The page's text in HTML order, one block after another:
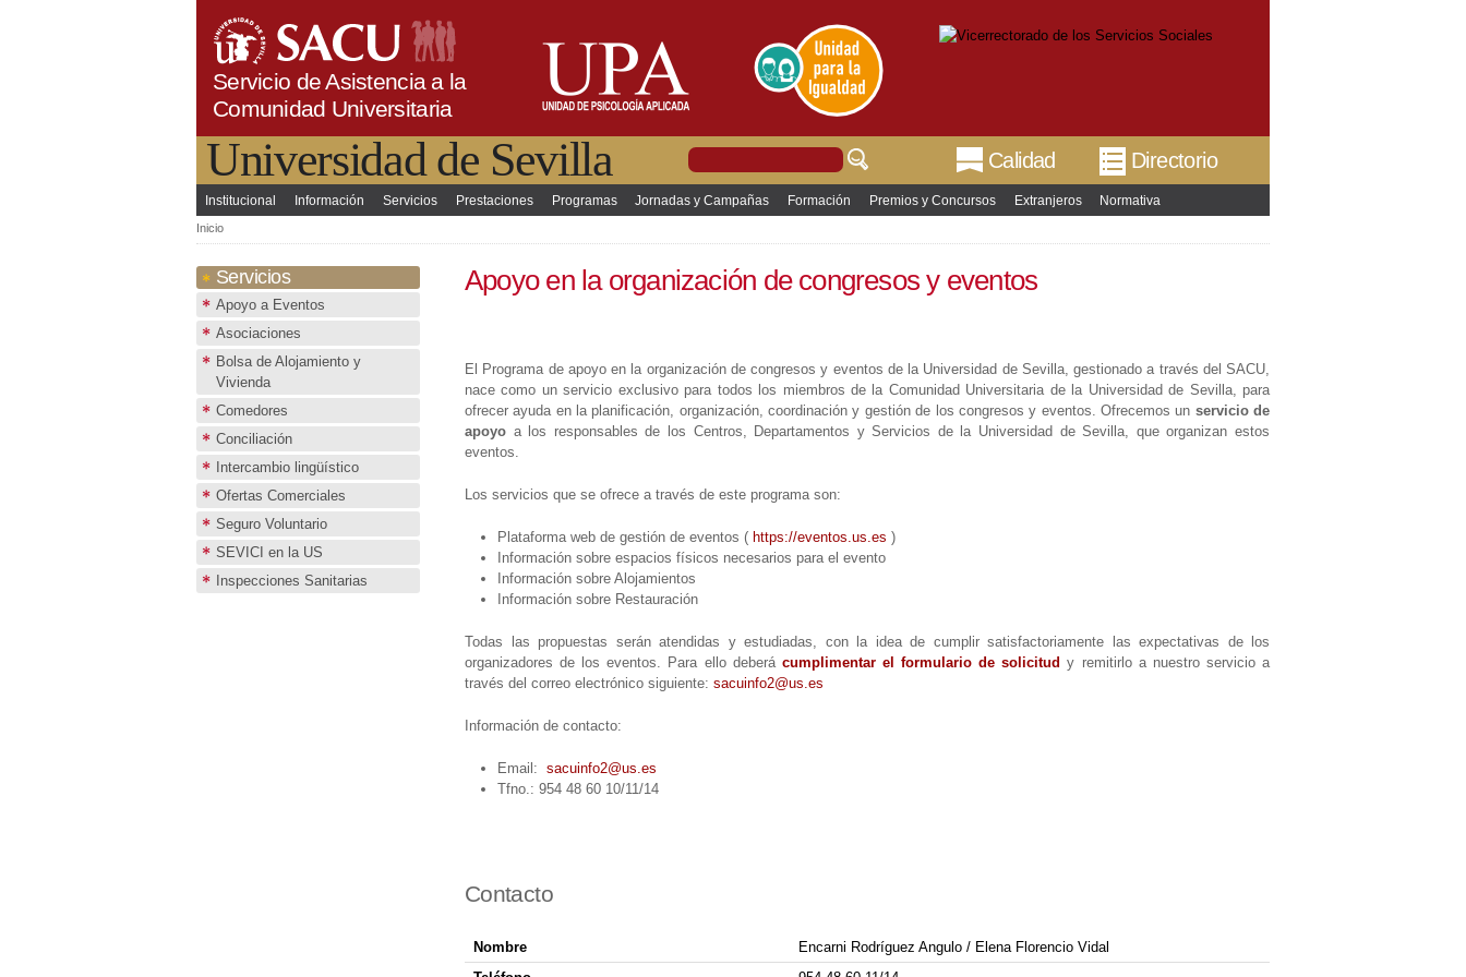
principal
Servicio de Asistencia a la
Comunidad Universitaria
Universidad de Sevilla
Formulario de
búsqueda
Buscar Calidad Directorio
Menú principal
Institucional Información Servicios Prestaciones Programas Jornadas y Campañas Formación Premios y Concursos Extranjeros Normativa
Se encuentra usted aquí
Inicio
Servicios
Apoyo a Eventos
Asociaciones
Bolsa de Alojamiento y
Vivienda
Comedores
Conciliación
Intercambio lingüístico
Ofertas Comerciales
Seguro Voluntario
SEVICI en la US
Inspecciones Sanitarias
Apoyo en la organización de congresos y eventos
El Programa de apoyo en la organización de congresos y eventos de la Universidad de Sevilla, gestionado a través del SACU,
nace como un servicio exclusivo para todos los miembros de la Comunidad Universitaria de la Universidad de Sevilla, para
ofrecer ayuda en la planificación, organización, coordinación y gestión de los congresos y eventos. Ofrecemos un servicio de
apoyo a los responsables de los Centros, Departamentos y Servicios de la Universidad de Sevilla, que organizan estos
eventos.
Los servicios que se ofrece a través de este programa son:
Plataforma web de gestión de eventos (https://eventos.us.es )
Información sobre espacios físicos necesarios para el evento
Información sobre Alojamientos
Información sobre Restauración
Todas las propuestas serán atendidas y estudiadas, con la idea de cumplir satisfactoriamente las expectativas de los
organizadores de los eventos. Para ello deberá cumplimentar el formulario de solicitud y remitirlo a nuestro servicio a
través del correo electrónico siguiente: sacuinfo2@us.es
Información de contacto:
Email:sacuinfo2@us.es
Tfno.: 954 48 60 10/11/14
Contacto
Nombre
Encarni Rodríguez Angulo / Elena Florencio Vidal